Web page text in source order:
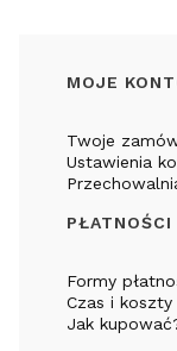
Linki w
MOJE
Twoje
Ustawienia
Formy
Czas i
Jak